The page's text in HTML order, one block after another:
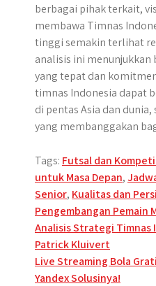
berbagai pihak terkait,
membawa Timnas
tinggi semakin terlihat
analisis ini
yang tepat dan
timnas Indonesia dapat
di pentas Asia dan
yang membanggakan
Tags: Futsal dan
untuk Masa Depan,
Senior, Kualitas dan
Pengembangan Pemain
Post
Analisis Strategi Timnas
Patrick Kluivert
Live Streaming Bola
Yandex Solusinya!